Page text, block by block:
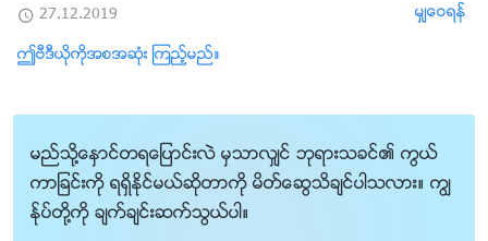
27.12.2019
မွ်ေဝရန္
ဤဗီဒီယိုကိုအစအဆုံး ၾကည့္မည္။
မည္သို႔ေႏွာင္တရေျပာင္းလဲ မွသာလွ်င္ ဘုရားသခင္၏ ကြယ္
ကာျခင္းကို ရရွိႏိုင္မယ္ဆိုတာကို မိတ္ေဆြသိခ်င္ပါသလား။ ကြၽ
န္ုပ္တို႔ကို ခ်က္ခ်င္းဆက္သြယ္ပါ။